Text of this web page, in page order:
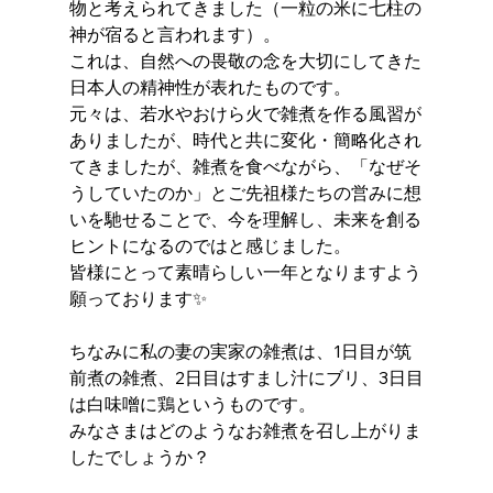
物と考えられてきました（一粒の米に七柱の
神が宿ると言われます）。
これは、自然への畏敬の念を大切にしてきた
日本人の精神性が表れたものです。
元々は、若水やおけら火で雑煮を作る風習が
ありましたが、時代と共に変化・簡略化され
てきましたが、雑煮を食べながら、「なぜそ
うしていたのか」とご先祖様たちの営みに想
いを馳せることで、今を理解し、未来を創る
ヒントになるのではと感じました。
皆様にとって素晴らしい一年となりますよう
願っております✨
ちなみに私の妻の実家の雑煮は、1日目が筑
前煮の雑煮、2日目はすまし汁にブリ、3日目
は白味噌に鶏というものです。
みなさまはどのようなお雑煮を召し上がりま
したでしょうか？